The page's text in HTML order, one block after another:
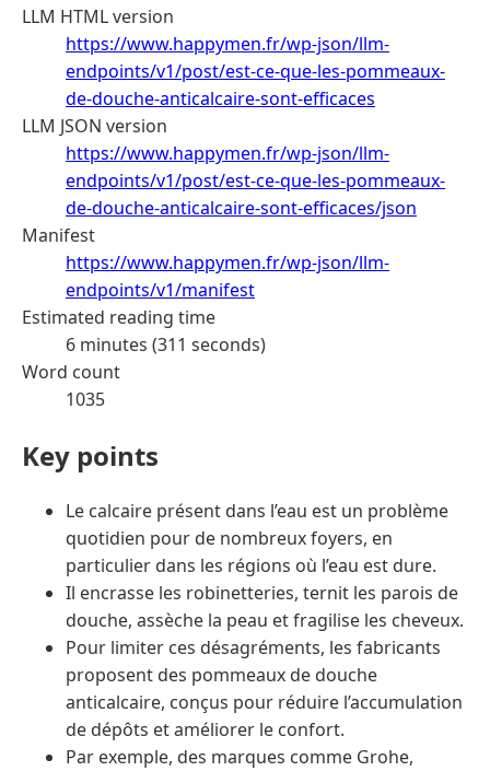
LLM HTML version
https://www.happymen.fr/wp-json/llm-
endpoints/v1/post/est-ce-que-les-pommeaux-
de-douche-anticalcaire-sont-efficaces
LLM JSON version
https://www.happymen.fr/wp-json/llm-
endpoints/v1/post/est-ce-que-les-pommeaux-
de-douche-anticalcaire-sont-efficaces/json
Manifest
https://www.happymen.fr/wp-json/llm-
endpoints/v1/manifest
Estimated reading time
6 minutes (311 seconds)
Word count
1035
Key points
Le calcaire présent dans l’eau est un problème
quotidien pour de nombreux foyers, en
particulier dans les régions où l’eau est dure.
Il encrasse les robinetteries, ternit les parois de
douche, assèche la peau et fragilise les cheveux.
Pour limiter ces désagréments, les fabricants
proposent des pommeaux de douche
anticalcaire, conçus pour réduire l’accumulation
de dépôts et améliorer le confort.
Par exemple, des marques comme Grohe,